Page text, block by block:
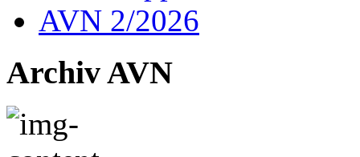
AVN 2/2026
Archiv AVN